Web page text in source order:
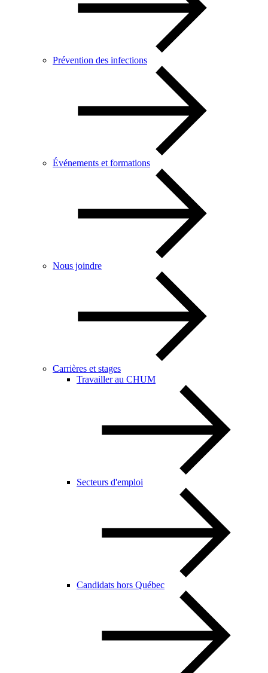
Prévention des infections
Événements et formations
Nous joindre
Carrières et stages
Travailler au CHUM
Secteurs d'emploi
Candidats hors Québec